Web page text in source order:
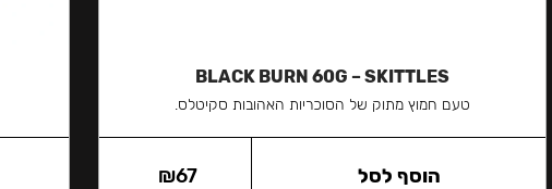
BLACK BURN 60G – SKITTLES
טעם חמוץ מתוק של הסוכריות האהובות סקיטלס.
₪67 הוסף לסל